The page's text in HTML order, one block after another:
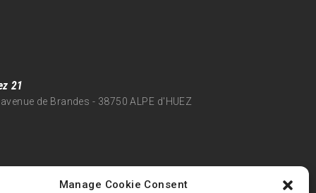
Manage Cookie Consent
21
de Brandes - 38750 ALPE d'HUEZ